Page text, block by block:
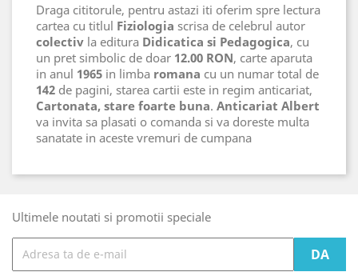
Draga cititorule, pentru astazi iti oferim spre lectura
cartea cu titlul Fiziologia scrisa de celebrul autor
colectiv la editura Didicatica si Pedagogica, cu
un pret simbolic de doar 12.00 RON, carte aparuta
in anul 1965 in limba romana cu un numar total de
142 de pagini, starea cartii este in regim anticariat,
Cartonata, stare foarte buna. Anticariat Albert
va invita sa plasati o comanda si va doreste multa
sanatate in aceste vremuri de cumpana
Ultimele noutati si promotii speciale